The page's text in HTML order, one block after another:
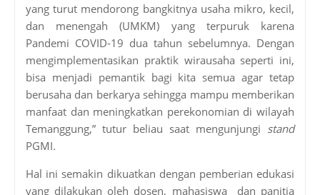
yang turut mendorong bangkitnya usaha mikro, kecil,
dan menengah (UMKM) yang terpuruk karena
Pandemi COVID-19 dua tahun sebelumnya. Dengan
mengimplementasikan praktik wirausaha seperti ini,
bisa menjadi pemantik bagi kita semua agar tetap
berusaha dan berkarya sehingga mampu memberikan
manfaat dan meningkatkan perekonomian di wilayah
Temanggung,” tutur beliau saat mengunjungi stand
PGMI.
Hal ini semakin dikuatkan dengan pemberian edukasi
yang dilakukan oleh dosen, mahasiswa dan panitia